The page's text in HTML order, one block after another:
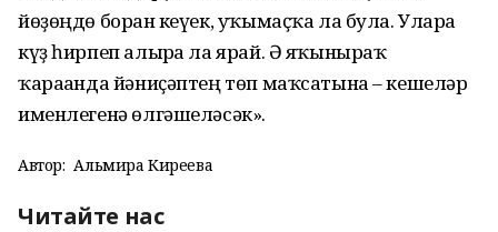
йөҙөңдө борған кеүек, уҡымаҫҡа ла була. Уларға
күҙ һирпеп алырға ла ярай. Ә яҡыныраҡ
ҡарағанда йәниҫәптең төп маҡсатына – кешеләр
именлегенә өлгәшеләсәк».
Автор: Альмира Киреева
Читайте нас